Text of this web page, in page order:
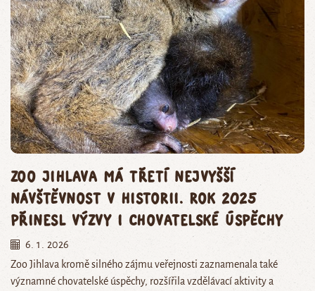
Zoo Jihlava má třetí nejvyšší
návštěvnost v historii. Rok 2025
přinesl výzvy i chovatelské úspěchy
6. 1. 2026
Zoo Jihlava kromě silného zájmu veřejnosti zaznamenala také
významné chovatelské úspěchy, rozšířila vzdělávací aktivity a